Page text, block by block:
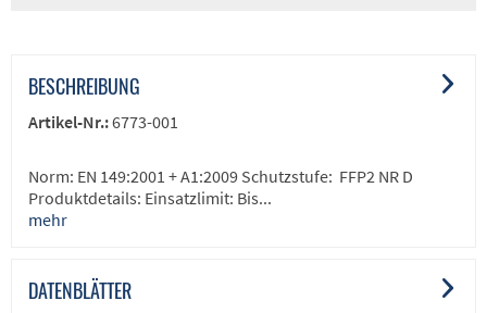
BESCHREIBUNG
Artikel-Nr.:6773-001
Norm: EN 149:2001 + A1:2009 Schutzstufe: FFP2 NR D
Produktdetails: Einsatzlimit: Bis...
mehr
DATENBLÄTTER